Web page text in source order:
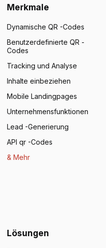
Merkmale
Dynamische QR -Codes
Benutzerdefinierte QR -
Codes
Tracking und Analyse
Inhalte einbeziehen
Mobile Landingpages
Unternehmensfunktionen
Lead -Generierung
API qr -Codes
& Mehr
Lösungen